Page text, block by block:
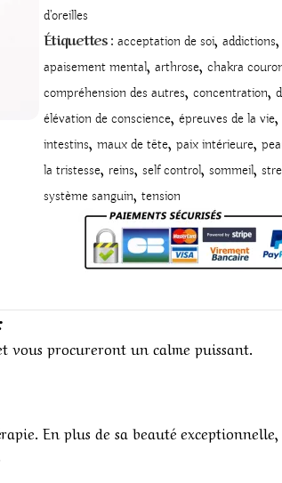
d'oreilles
Étiquettes : acceptation de soi, addictions,
apaisement mental, arthrose, chakra
compréhension des autres, concentration,
élévation de conscience, épreuves de la vie,
intestins, maux de tête, paix intérieure,
la tristesse, reins, self control, sommeil,
système sanguin, tension
vous procureront un calme puissant.
En plus de sa beauté